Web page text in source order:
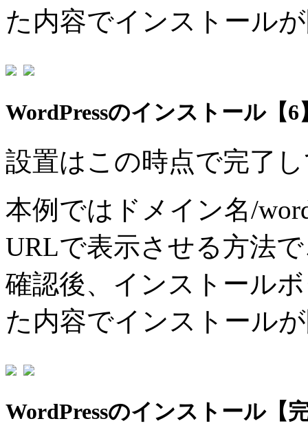
た内容でインストール
WordPressのインストール【6
設置はこの時点で完了
本例ではドメイン名/
URLで表示させる方法
確認後、インストール
た内容でインストール
WordPressのインストール【